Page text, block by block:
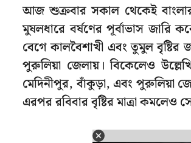
আজ শুক্রবার সকাল থেকেই
মুষলধারে বর্ষণের পূর্বাভাস
বেগে কালবৈশাখী এবং তুমুল বৃষ্টির
পুরুলিয়া জেলায়। বিকেলেও
মেদিনীপুর, বাঁকুড়া, এবং পুরুলিয়া
এরপর রবিবার বৃষ্টির মাত্রা কমলেও